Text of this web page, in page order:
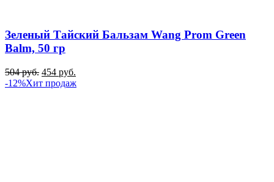
Зеленый Тайский Бальзам Wang Prom Green
Balm, 50 гр
504руб. 454 руб.
-12%Хит продаж